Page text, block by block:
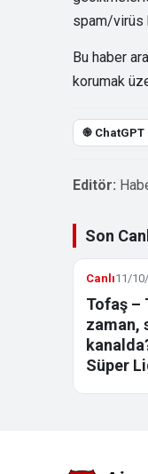
spam/virüs
Bu haber
korumak
֎ ChatGPT
Editör:
Son
Canlı11/
Tofaş –
zaman,
Süper